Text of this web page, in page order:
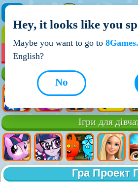
НОВІ ІГРИ
Ігри для
Гра Проект
Hey, it looks like you
Maybe you want to go to
English?
No